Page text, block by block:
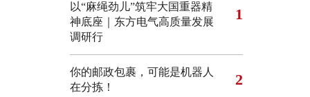
以“麻绳劲儿”筑牢大国重器精
神底座｜东方电气高质量发展
调研行
1
你的邮政包裹，可能是机器人
在分拣！
2